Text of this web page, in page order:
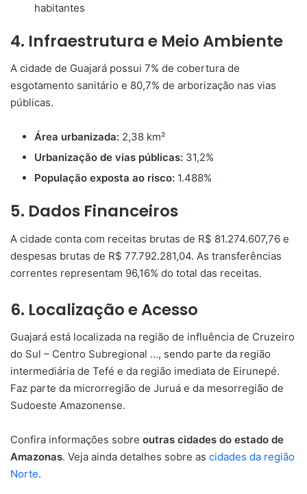
habitantes
4. Infraestrutura e Meio Ambiente
A cidade de Guajará possui 7% de cobertura de
esgotamento sanitário e 80,7% de arborização nas vias
públicas.
Área urbanizada: 2,38 km²
Urbanização de vias públicas: 31,2%
População exposta ao risco: 1.488%
5. Dados Financeiros
A cidade conta com receitas brutas de R$ 81.274.607,76 e
despesas brutas de R$ 77.792.281,04. As transferências
correntes representam 96,16% do total das receitas.
6. Localização e Acesso
Guajará está localizada na região de influência de Cruzeiro
do Sul – Centro Subregional …, sendo parte da região
intermediária de Tefé e da região imediata de Eirunepé.
Faz parte da microrregião de Juruá e da mesorregião de
Sudoeste Amazonense.
Confira informações sobre outras cidades do estado de
Amazonas. Veja ainda detalhes sobre as cidades da região
Norte.